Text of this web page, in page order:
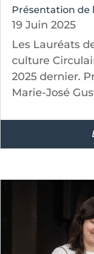
Présentation de
19 Juin 2025
Les Lauréats
culture
2025 dernier.
Marie-José